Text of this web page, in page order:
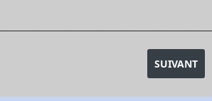
: EXPOSITION CORPS À CORPS -ARTICLE
SUIVANT